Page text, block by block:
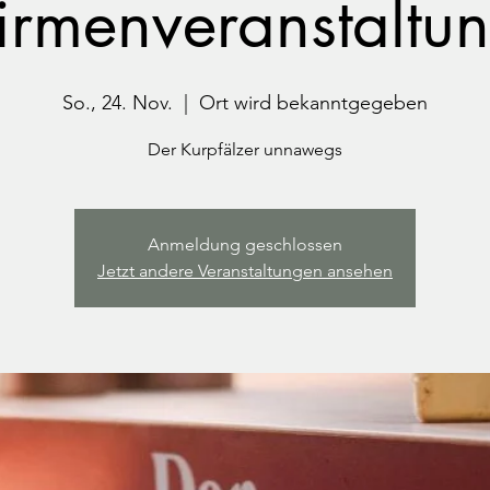
So., 24. Nov.
  |
Ort wird bekanntgegeben
Der Kurpfälzer unnawegs
Anmeldung geschlossen
Jetzt andere Veranstaltungen ansehen